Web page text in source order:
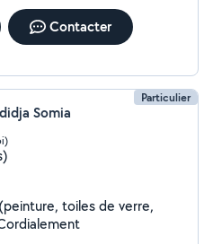
Contacter
Particulier
Somia
toiles de verre,
Cordialement